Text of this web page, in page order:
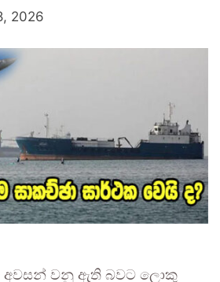
2026
අවසන් වනු ඇති බවට ලොකු